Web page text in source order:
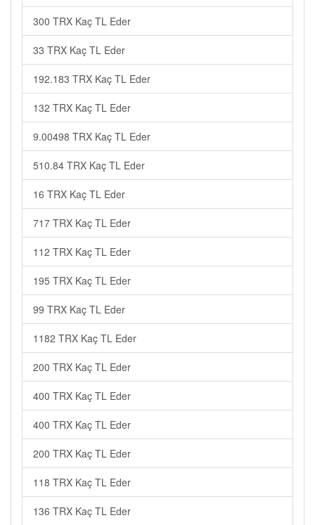
300 TRX Kaç TL Eder
33 TRX Kaç TL Eder
192.183 TRX Kaç TL Eder
132 TRX Kaç TL Eder
9.00498 TRX Kaç TL Eder
510.84 TRX Kaç TL Eder
16 TRX Kaç TL Eder
717 TRX Kaç TL Eder
112 TRX Kaç TL Eder
195 TRX Kaç TL Eder
99 TRX Kaç TL Eder
1182 TRX Kaç TL Eder
200 TRX Kaç TL Eder
400 TRX Kaç TL Eder
400 TRX Kaç TL Eder
200 TRX Kaç TL Eder
118 TRX Kaç TL Eder
136 TRX Kaç TL Eder